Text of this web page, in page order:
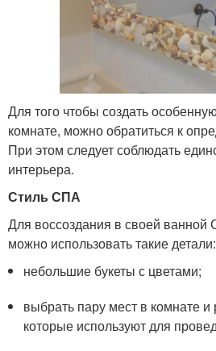
Для того чтобы создать
комнате, можно обратиться к
При этом следует соблюдать
интерьера.
Стиль СПА
Для воссоздания в своей
можно использовать такие детали:
небольшие букеты с цветами;
выбрать пару мест в комнате и
которые используют для